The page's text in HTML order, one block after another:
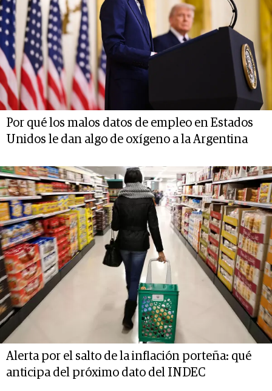
Por qué los malos datos de empleo en Estados
Unidos le dan algo de oxígeno a la Argentina
Alerta por el salto de la inflación porteña: qué
anticipa del próximo dato del INDEC